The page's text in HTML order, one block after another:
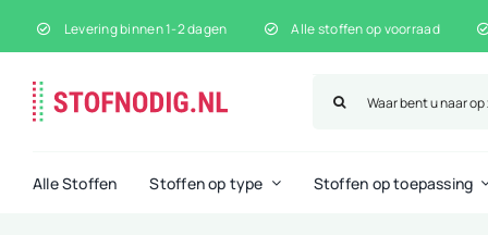
naar
Levering binnen 1-2 dagen Alle stoffen op voorraad
naar:
Alle Stoffen Stoffen op type Stoffen op toepassing